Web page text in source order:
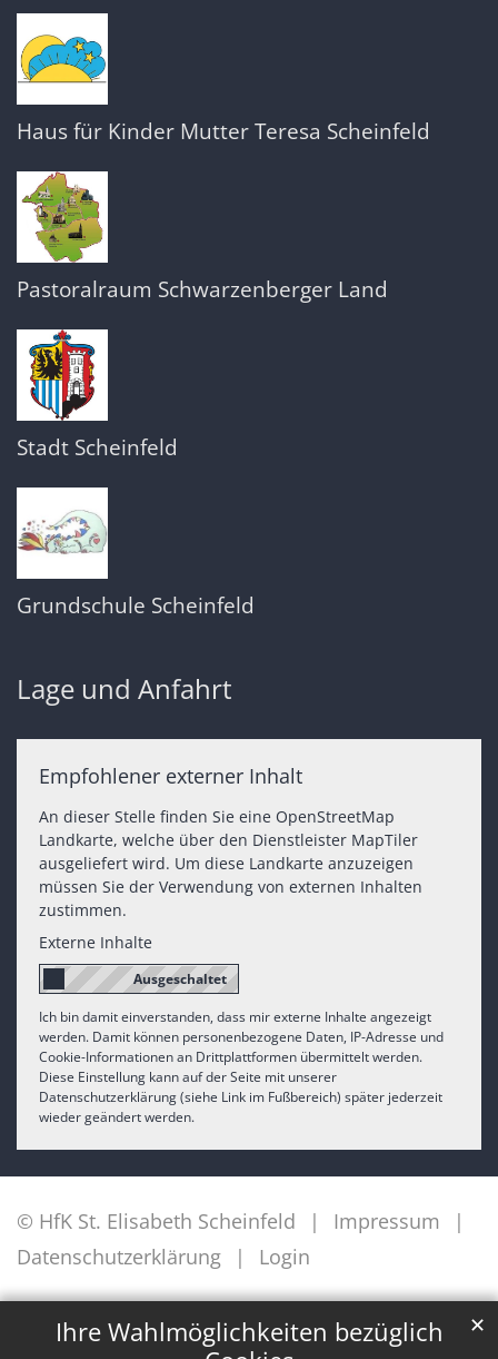
Ihre Wahlmöglichkeiten bezüglich
✕
Haus für Kinder Mutter Teresa Scheinfeld
Pastoralraum Schwarzenberger Land
Stadt Scheinfeld
Grundschule Scheinfeld
Lage und Anfahrt
Empfohlener externer Inhalt
An dieser Stelle finden Sie eine OpenStreetMap
Landkarte, welche über den Dienstleister MapTiler
ausgeliefert wird. Um diese Landkarte anzuzeigen
müssen Sie der Verwendung von externen Inhalten
zustimmen.
Externe Inhalte
Ich bin damit einverstanden, dass mir externe Inhalte angezeigt
werden. Damit können personenbezogene Daten, IP-Adresse und
Cookie-Informationen an Drittplattformen übermittelt werden.
Diese Einstellung kann auf der Seite mit unserer
Datenschutzerklärung (siehe Link im Fußbereich) später jederzeit
wieder geändert werden.
© HfK St. Elisabeth Scheinfeld
Impressum
Datenschutzerklärung
Login